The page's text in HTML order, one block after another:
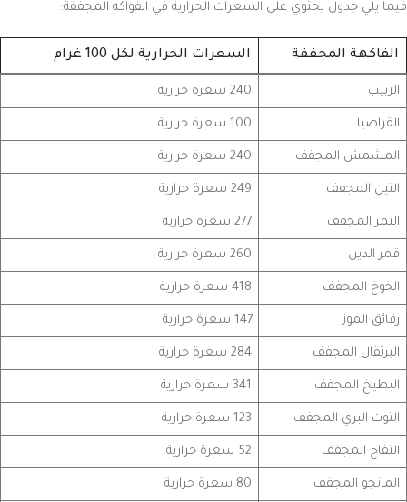
فيما يلي جدول يحتوي على السعرات الحرارية في الفواكه المجففة:
الفاكهة المجففة السعرات الحرارية لكل 100 غرام
الزبيب 240 سعرة حرارية
القراصيا 100 سعرة حرارية
المشمش المجفف 240 سعرة حرارية
التين المجفف 249 سعرة حرارية
التمر المجفف 277 سعرة حرارية
قمر الدين 260 سعرة حرارية
الخوخ المجفف 418 سعرة حرارية
رقائق الموز 147 سعرة حرارية
البرتقال المجفف 284 سعرة حرارية
البطيخ المجفف 341 سعرة حرارية
التوت البري المجفف 123 سعرة حرارية
التفاح المجفف 52 سعرة حرارية
المانجو المجفف 80 سعرة حرارية